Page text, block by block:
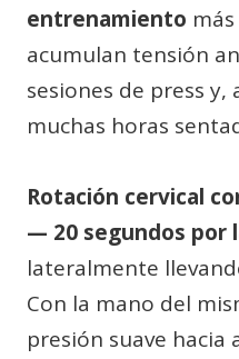
entrenamiento
acumulan tensión
sesiones de press
muchas horas
Rotación cervical
— 20 segundos por
lateralmente
Con la mano del
presión suave hacia